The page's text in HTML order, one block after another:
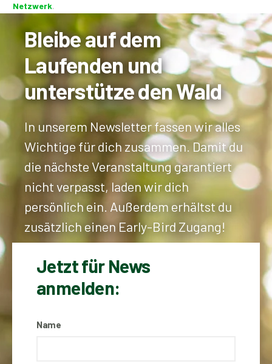
Netzwerk.
Bleibe auf dem
Laufenden und
unterstütze den Wald
In unserem Newsletter fassen wir alles
Wichtige für dich zusammen. Damit du
die nächste Veranstaltung garantiert
nicht verpasst, laden wir dich
persönlich ein. Außerdem erhältst du
zusätzlich einen Early-Bird Zugang!
Jetzt für News
anmelden:
Name